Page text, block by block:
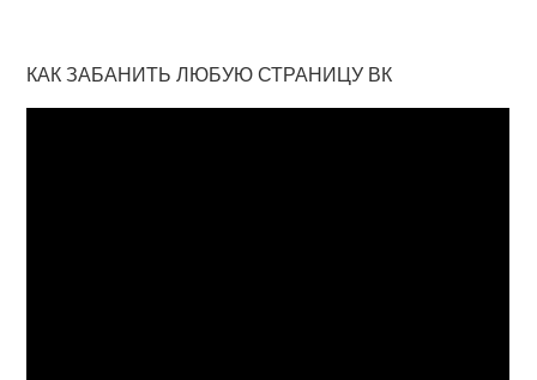
КАК ЗАБАНИТЬ ЛЮБУЮ СТРАНИЦУ ВК